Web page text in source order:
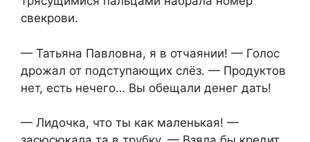
свекрови.
— Татьяна Павловна, я в отчаянии! — Голос
дрожал от подступающих слёз. — Продуктов
нет, есть нечего… Вы обещали денег дать!
— Лидочка, что ты как маленькая! —